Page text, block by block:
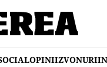
OPINIIZVONURI